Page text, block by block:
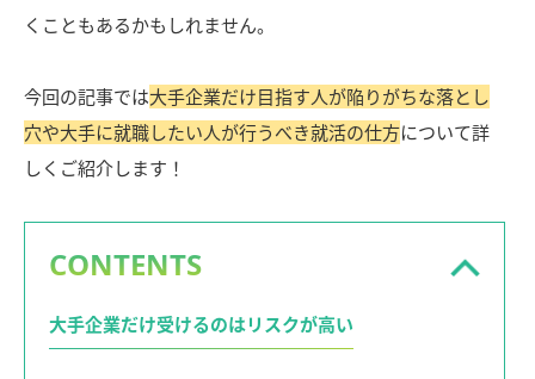
くこともあるかもしれません。
今回の記事では大手企業だけ目指す人が陥りがちな落とし
穴や大手に就職したい人が行うべき就活の仕方について詳
しくご紹介します！
CONTENTS
大手企業だけ受けるのはリスクが高い